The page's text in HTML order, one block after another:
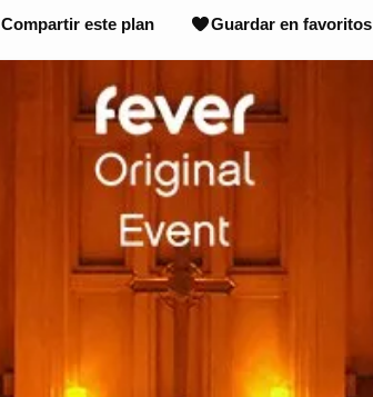
Compartir este plan Guardar en favoritos